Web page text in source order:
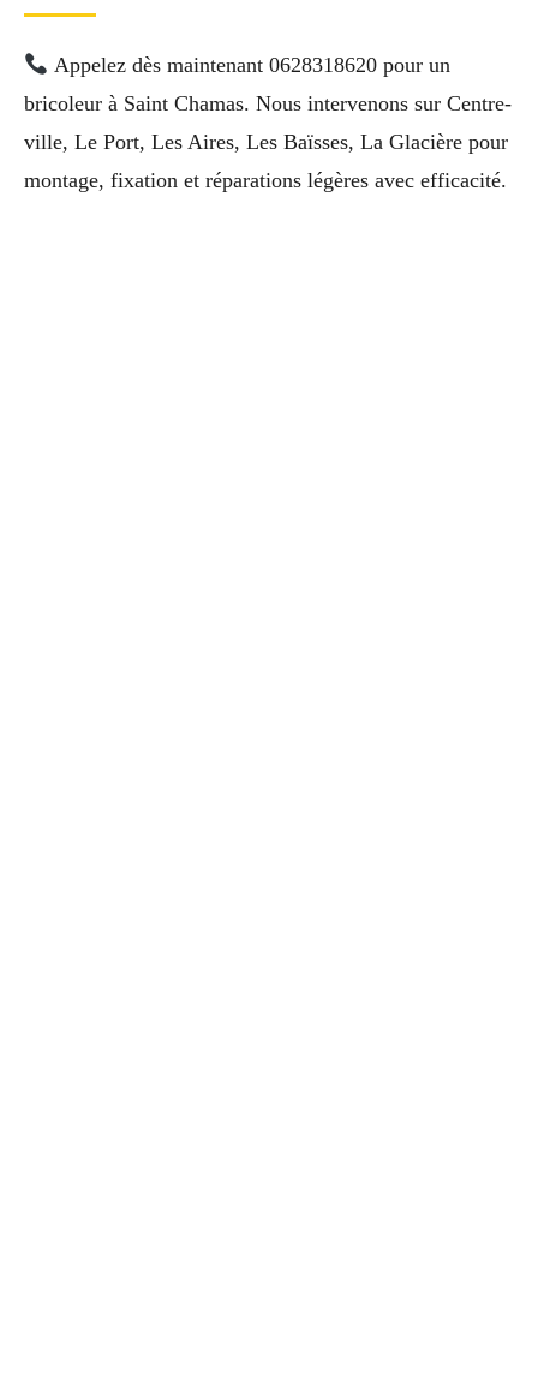
Appelez dès maintenant 0628318620 pour un
bricoleur à Saint Chamas. Nous intervenons sur Centre-
ville, Le Port, Les Aires, Les Baïsses, La Glacière pour
montage, fixation et réparations légères avec efficacité.